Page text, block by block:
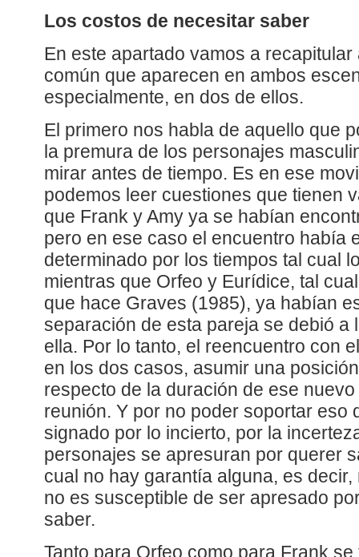
Los costos de necesitar saber
En este apartado vamos a
común que aparecen en ambos
especialmente, en dos de ellos.
El primero nos habla de aquello que
la premura de los personajes
mirar antes de tiempo. Es en ese
podemos leer cuestiones que tienen
que Frank y Amy ya se habían
pero en ese caso el encuentro había
determinado por los tiempos tal cual
mientras que Orfeo y Eurídice, tal
que hace Graves (1985), ya habían
separación de esta pareja se debió a
ella. Por lo tanto, el reencuentro con
en los dos casos, asumir una
respecto de la duración de ese
reunión. Y por no poder soportar eso
signado por lo incierto, por la
personajes se apresuran por querer
cual no hay garantía alguna, es
no es susceptible de ser apresado
saber.
Tanto para Orfeo como para Frank